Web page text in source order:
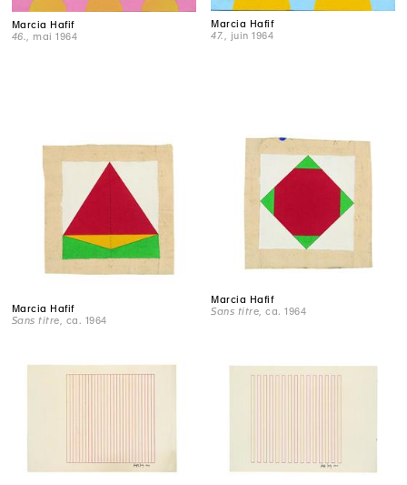
Marcia Hafif
46.
, mai 1964
Marcia Hafif
47.
, juin 1964
Marcia Hafif
Sans titre , ca. 1964
Marcia Hafif
Sans titre , ca. 1964